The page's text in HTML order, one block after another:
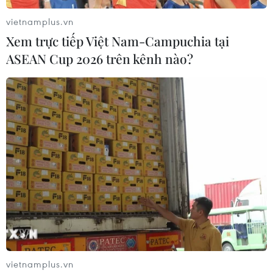
Truy tố nhân viên môi giới vàng lừa đảo
chiếm đoạt hàng chục tỷ đồng
31/05/2026 05:15
Hiếu dùng thủ đoạn nhận tiền mua vàng của những
người bị hại, sau đó trả trước một phần số vàng theo
thỏa thuận để tạo lòng tin, để các bị hại tin tưởng tiếp
tục giao tiền rồi chiếm đoạt.
vietnamplus.vn
Xem trực tiếp Việt Nam-Campuchia tại
ASEAN Cup 2026 trên kênh nào?
vietnamplus.vn